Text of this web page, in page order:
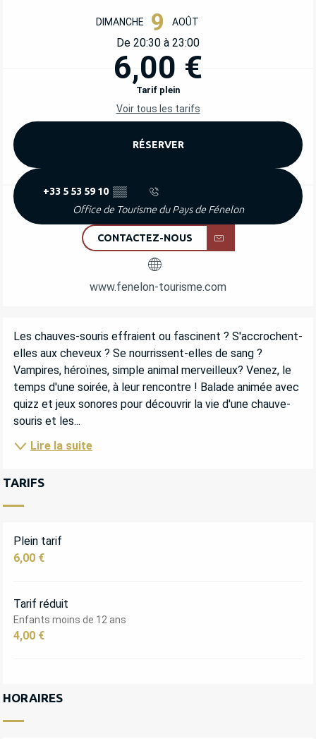
OUVERTURE ET COORDONNÉES
DIMANCHE 9 AOÛT
De 20:30 à 23:00
6,00 €
Tarif plein
Voir tous les tarifs
RÉSERVER
+33 5 53 59 10 ▒▒
Office de Tourisme du Pays de Fénelon
CONTACTEZ-NOUS
www.fenelon-tourisme.com
DESCRIPTION
Les chauves-souris effraient ou fascinent ? S'accrochent-
elles aux cheveux ? Se nourrissent-elles de sang ?
Vampires, héroïnes, simple animal merveilleux? Venez, le
temps d'une soirée, à leur rencontre ! Balade animée avec
quizz et jeux sonores pour découvrir la vie d'une chauve-
souris et les...
Lire la suite
TARIFS
Plein tarif
6,00 €
Tarif réduit
Enfants moins de 12 ans
4,00 €
HORAIRES